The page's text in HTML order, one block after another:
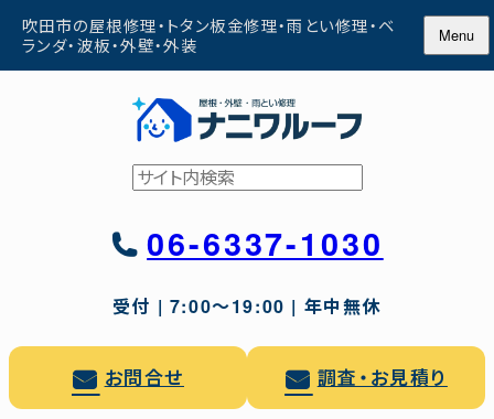
Skip
content
吹田市の屋根修理・トタン板金修理・雨とい修理・ベ
ランダ・波板・外壁・外装
Menu
検
索
06-6337-1030
受付 | 7:00〜19:00 | 年中無休
お問合せ 調査・お見積り